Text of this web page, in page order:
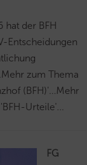
hat der BFH
Entscheidungen
zum Thema
(BFH)'...Mehr
Urteile'...
FG